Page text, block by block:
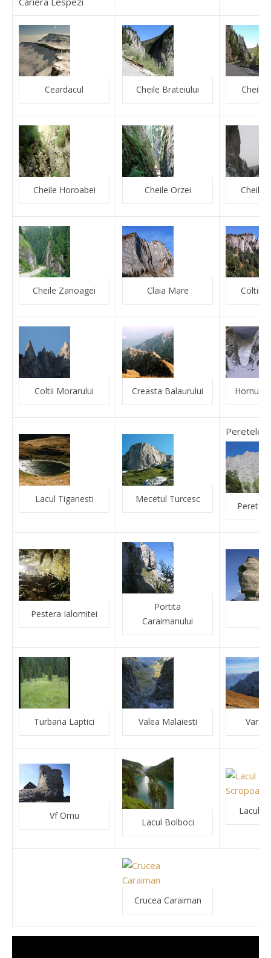
Ceardacul Cheile Brateiului Cheile
Cheile Horoabei Cheile Orzei Cheile
Cheile Zanoagei Claia Mare Coltii
Coltii Morarului Creasta Balaurului
Lacul Tiganesti Mecetul Turcesc
Peretele
Pestera Ialomitei
Portita
Caraimanului
Turbaria Laptici Valea Malaiesti Varful
Vf Omu
Lacul Bolboci
Lacul
Crucea Caraiman